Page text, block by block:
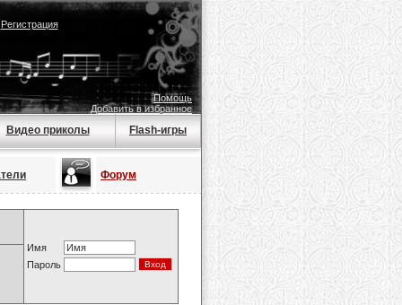
Регистрация
Помощь
Добавить в избранное
Видео приколы Flash-игры
Форум
Имя
Пароль